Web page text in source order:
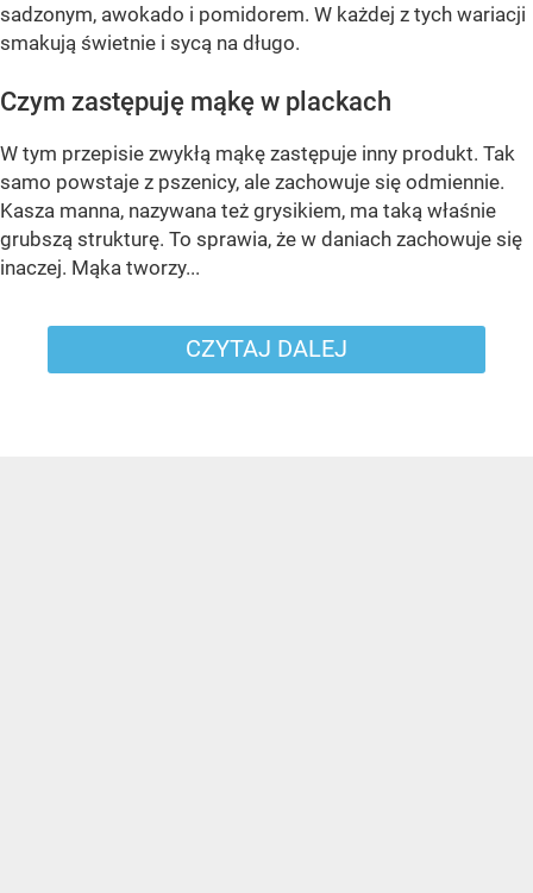
sadzonym, awokado i pomidorem. W każdej z tych wariacji
smakują świetnie i sycą na długo.
Czym zastępuję mąkę w plackach
W tym przepisie zwykłą mąkę zastępuje inny produkt. Tak
samo powstaje z pszenicy, ale zachowuje się odmiennie.
Kasza manna, nazywana też grysikiem, ma taką właśnie
grubszą strukturę. To sprawia, że w daniach zachowuje się
inaczej. Mąka tworzy...
CZYTAJ DALEJ